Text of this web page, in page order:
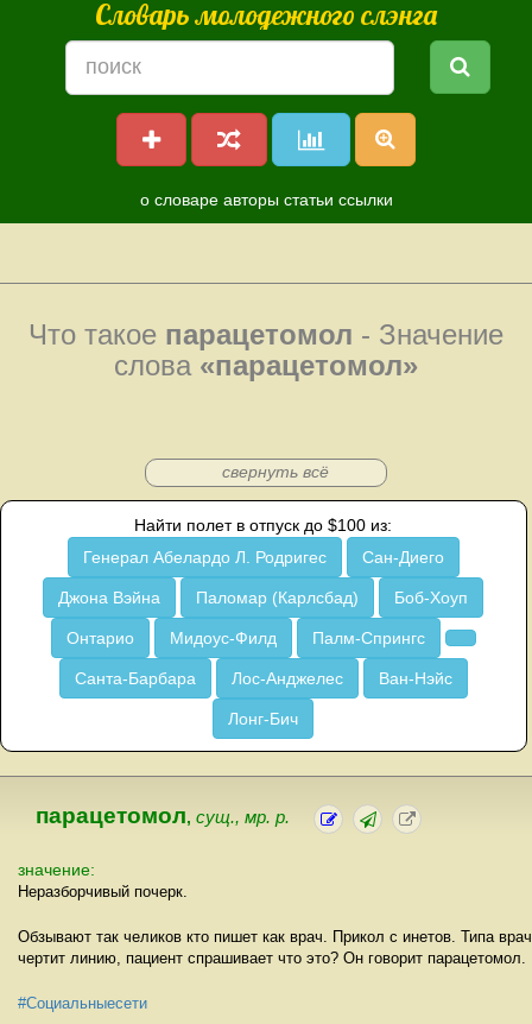
Словарь молодежного слэнга
о словаре авторы статьи ссылки
Что такое парацетомол - Значение
слова «парацетомол»
свернуть всё
Найти полет в отпуск до $100 из:
Генерал Абелардо Л. Родригес
Сан-Диего
Джона Вэйна Паломар (Карлсбад) Боб-Хоуп
Онтарио Мидоус-Филд Палм-Спрингс
Санта-Барбара Лос-Анджелес Ван-Нэйс
Лонг-Бич
парацетомол, сущ., мр. р.
значение:
Неразборчивый почерк.
Обзывают так челиков кто пишет как врач. Прикол с инетов. Типа врач
чертит линию, пациент спрашивает что это? Он говорит парацетомол.
#Социальныесети